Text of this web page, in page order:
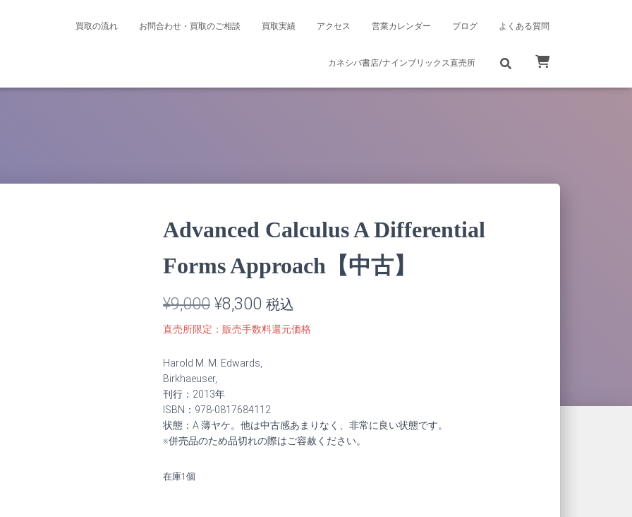
買取の流れ お問合わせ・買取のご相談 買取実績 アクセス 営業カレンダー ブログ よくある質問
カネシバ書店/ナインブリックス直売所
Advanced Calculus A Differential
Forms Approach【中古】
¥9,000 元
の
価
格
は
¥9,000
¥8,300 現
在
格
は
税込
直売所限定：販売手数料還元価格
Harold M. M. Edwards,
Birkhaeuser,
刊行：2013年
ISBN：978-0817684112
状態：A 薄ヤケ。他は中古感あまりなく、非常に良い状態です。
※併売品のため品切れの際はご容赦ください。
在庫1個